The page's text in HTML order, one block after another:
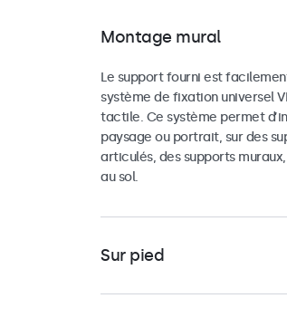
Montage mural
Le support fourni est
système de fixation universel
tactile. Ce système permet
paysage ou portrait, sur des
articulés, des supports
au sol.
Sur pied
L'écran tactile est livré avec